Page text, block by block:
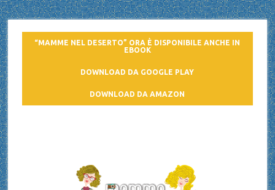
“MAMME NEL DESERTO” ORA È DISPONIBILE ANCHE IN
EBOOK
DOWNLOAD DA GOOGLE PLAY
DOWNLOAD DA AMAZON